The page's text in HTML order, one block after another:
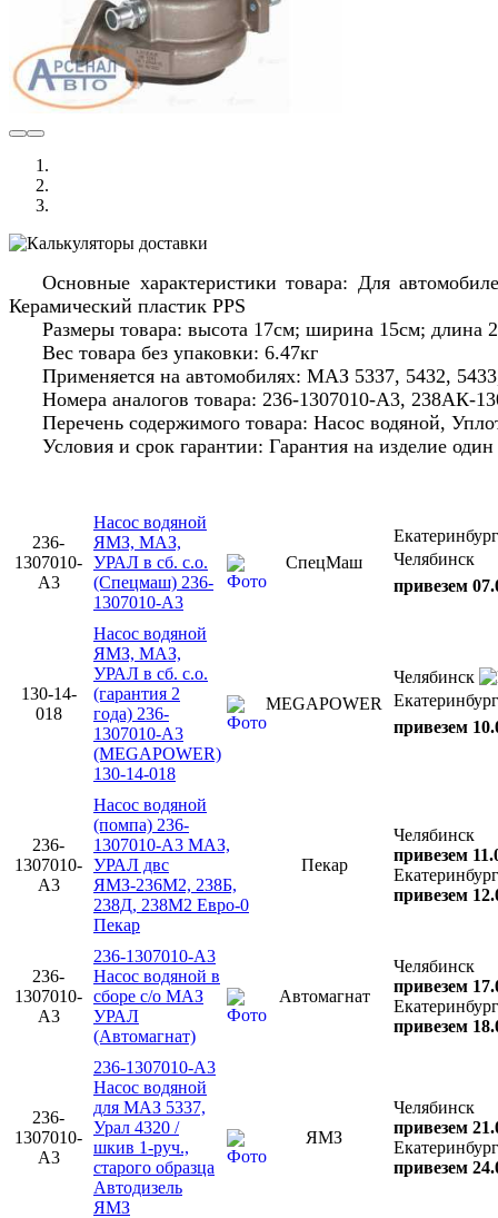
Основные характеристики товара: Для
Керамический пластик PPS
Размеры товара: высота 17см; ширина 15см; длина
Вес товара без упаковки: 6.47кг
Применяется на автомобилях: МАЗ 5337, 5432,
Номера аналогов товара: 236-1307010-А3, 238АК-
Перечень содержимого товара: Насос водяной,
Условия и срок гарантии: Гарантия на изделие
236-
1307010-
А3
Насос водяной
ЯМЗ, МАЗ,
УРАЛ в сб. с.о.
(Спецмаш) 236-
1307010-А3
СпецМаш
Челябинск
привезем
130-14-
018
Насос водяной
ЯМЗ, МАЗ,
УРАЛ в сб. с.о.
(гарантия 2
года) 236-
1307010-А3
(MEGAPOWER)
130-14-018
MEGAPOWER
Челябинск
Екатеринбург
привезем
236-
1307010-
А3
Насос водяной
(помпа) 236-
1307010-А3 МАЗ,
УРАЛ двс
ЯМЗ-236М2, 238Б,
238Д, 238М2 Евро-0
Пекар
Пекар
Челябинск
привезем
Екатеринбург
привезем
236-
1307010-
А3
236-1307010-А3
Насос водяной в
сборе с/о МАЗ
УРАЛ
(Автомагнат)
Автомагнат
Челябинск
привезем
Екатеринбург
привезем
236-
1307010-
А3
236-1307010-А3
Насос водяной
для МАЗ 5337,
Урал 4320 /
шкив 1-руч.,
старого образца
Автодизель
ЯМЗ
ЯМЗ
Челябинск
привезем
Екатеринбург
привезем